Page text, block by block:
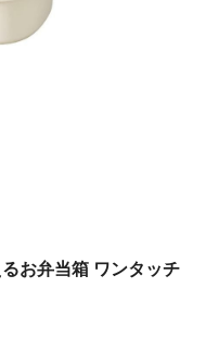
お弁当箱 ワンタッチ